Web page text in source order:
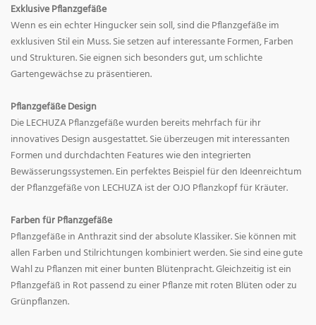
Exklusive Pflanzgefäße
Wenn es ein echter Hingucker sein soll, sind die Pflanzgefäße im
exklusiven Stil ein Muss. Sie setzen auf interessante Formen, Farben
und Strukturen. Sie eignen sich besonders gut, um schlichte
Gartengewächse zu präsentieren.
Pflanzgefäße Design
Die LECHUZA Pflanzgefäße wurden bereits mehrfach für ihr
innovatives Design ausgestattet. Sie überzeugen mit interessanten
Formen und durchdachten Features wie den integrierten
Bewässerungssystemen. Ein perfektes Beispiel für den Ideenreichtum
der Pflanzgefäße von LECHUZA ist der OJO Pflanzkopf für Kräuter.
Farben für Pflanzgefäße
Pflanzgefäße in Anthrazit sind der absolute Klassiker. Sie können mit
allen Farben und Stilrichtungen kombiniert werden. Sie sind eine gute
Wahl zu Pflanzen mit einer bunten Blütenpracht. Gleichzeitig ist ein
Pflanzgefäß in Rot passend zu einer Pflanze mit roten Blüten oder zu
Grünpflanzen.